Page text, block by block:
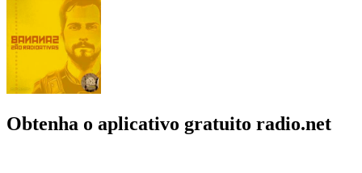
Obtenha o aplicativo gratuito radio.net